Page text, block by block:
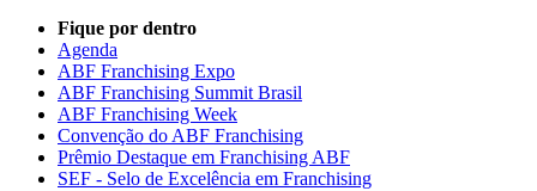
Fique por dentro
Agenda
ABF Franchising Expo
ABF Franchising Summit Brasil
ABF Franchising Week
Convenção do ABF Franchising
Prêmio Destaque em Franchising ABF
SEF - Selo de Excelência em Franchising